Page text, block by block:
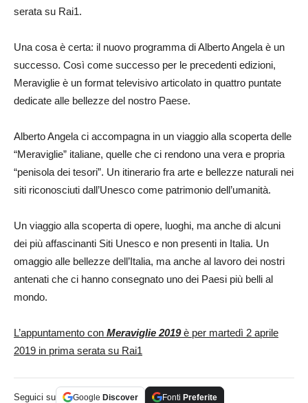
serata su Rai1.
Una cosa è certa: il nuovo programma di Alberto Angela è un
successo. Così come successo per le precedenti edizioni,
Meraviglie è un format televisivo articolato in quattro puntate
dedicate alle bellezze del nostro Paese.
Alberto Angela ci accompagna in un viaggio alla scoperta delle
“Meraviglie” italiane, quelle che ci rendono una vera e propria
“penisola dei tesori”. Un itinerario fra arte e bellezze naturali nei
siti riconosciuti dall’Unesco come patrimonio dell’umanità.
Un viaggio alla scoperta di opere, luoghi, ma anche di alcuni
dei più affascinanti Siti Unesco e non presenti in Italia. Un
omaggio alle bellezze dell’Italia, ma anche al lavoro dei nostri
antenati che ci hanno consegnato uno dei Paesi più belli al
mondo.
L’appuntamento con Meraviglie 2019è per martedì 2 aprile
2019 in prima serata su Rai1
Seguici su Google Discover Fonti Preferite